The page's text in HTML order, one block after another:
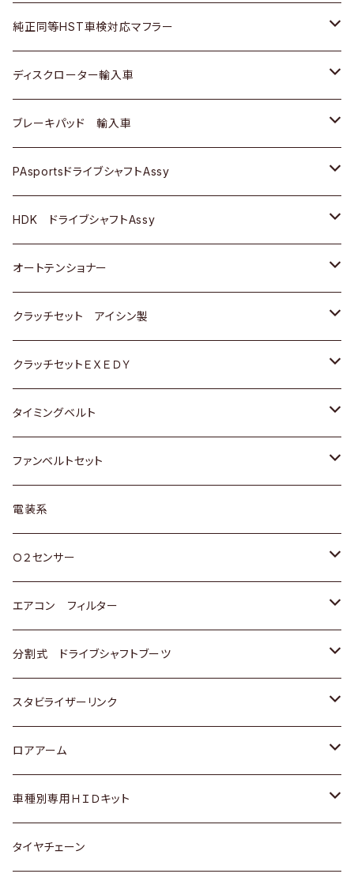
スバル
三菱
スバル
ダイハツ
マツダ
三菱
スバル
ＢＥＮＺ
ダイハツ
マツダ
三菱
スバル
いすゞ
ダイハツ
マツダ
三菱
スバル
スズキ
日産
ダイハツ
マツダ
三菱
スバル
ホンダ
スズキ
日産
ダイハツ
マツダ
三菱
スバル
ホンダ
スズキ
日産
ダイハツ
マツダ
三菱
スバル
純正同等HST車検対応マフラー
トヨタ
ホンダ
スズキ
日産
いすゞ
ダイハツ
マツダ
三菱
スバル
日野
ディスクローター輸入車
ＡＵＤＩ
ＢＥＮＺ
ＢＭＷ
GOLF
ＷＡＧＥＮ
アストロ（シボレー）
クライスラー
ブレーキパッド 輸入車
ＢＥＮＺ
ＢＭＷ
ＷＡＧＥＮ
ＶＯＬＶＯ
PAsportsドライブシャフトAssy
トヨタ
ホンダ
スズキ
日産
ダイハツ
マツダ
三菱
スバル
HDK ドライブシャフトAssy
スズキ
ダイハツ
日産
ホンダ
マツダ
オートテンショナー
トヨタ
クラッチセット アイシン製
ホンダ
スズキ
ダイハツ
マツダ
三菱
スバル
クラッチセットＥＸＥＤＹ
ホンダ
スズキ
日産
ダイハツ
マツダ
三菱
スバル
タイミングベルト
トヨタ
スズキ
ダイハツ
三菱
スバル
ファンベルトセット
トヨタ
ホンダ
スズキ
日産
いすゞ
ダイハツ
マツダ
三菱
電装系
Ｏ２センサー
トヨタ
ホンダ
スズキ
日産
ダイハツ
マツダ
エアコン フィルター
トヨタ
ホンダ
スズキ
日産
いすゞ
分割式 ドライブシャフトブーツ
トヨタ
ホンダ
スズキ
日産
スタビライザーリンク
トヨタ
ホンダ
スズキ
ロアアーム
ホンダ
スズキ
車種別専用ＨＩＤキット
トヨタ
タイヤチェーン